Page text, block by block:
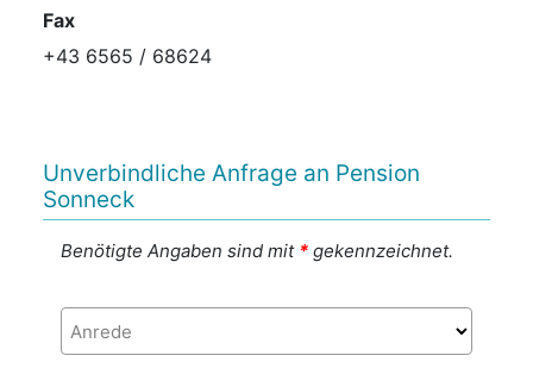
Fax
+43 6565 / 68624
Unverbindliche Anfrage an Pension
Sonneck
Benötigte Angaben sind mit *gekennzeichnet.
Anrede